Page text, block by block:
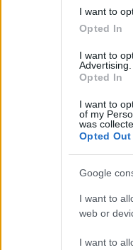
I want to
Opted In
I want to
Advertising.
Opted In
I want to
of my
was
Opted Out
Google
I want to
web or
I want to